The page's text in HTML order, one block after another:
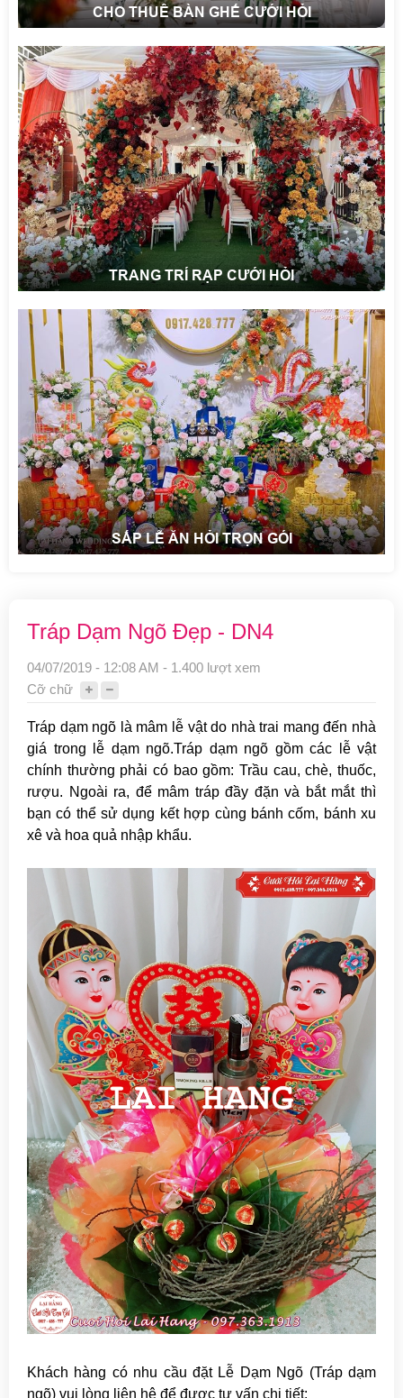
CHO THUÊ BÀN GHẾ CƯỚI HỎI
TRANG TRÍ RẠP CƯỚI HỎI
SẮP LỄ ĂN HỎI TRỌN GÓI
Tráp Dạm Ngõ Đẹp - DN4
04/07/2019 - 12:08 AM - 1.400 lượt xem
Cỡ chữ
Tráp dạm ngõ là mâm lễ vật do nhà trai mang đến nhà
giá trong lễ dạm ngõ.Tráp dạm ngõ gồm các lễ vật
chính thường phải có bao gồm: Trầu cau, chè, thuốc,
rượu. Ngoài ra, để mâm tráp đầy đặn và bắt mắt thì
bạn có thể sử dụng kết hợp cùng bánh cốm, bánh xu
xê và hoa quả nhập khẩu.
Khách hàng có nhu cầu đặt Lễ Dạm Ngõ (Tráp dạm
ngõ) vui lòng liên hệ để được tư vấn chi tiết: